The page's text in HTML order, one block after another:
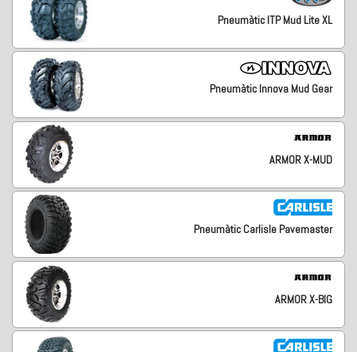
Pneumàtic ITP Mud Lite XL
Pneumàtic Innova Mud Gear
ARMOR X-MUD
Pneumàtic Carlisle Pavemaster
ARMOR X-BIG